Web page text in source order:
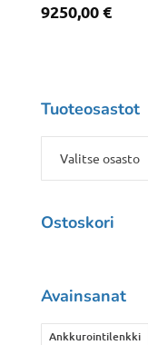
9250,00€
Tuoteosastot
Valitse osasto
Ostoskori
Avainsanat
Ankkurointilenkki